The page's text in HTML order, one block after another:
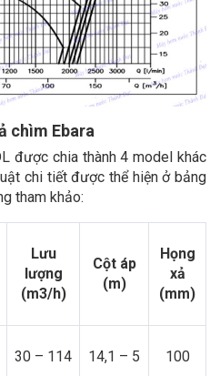
chìm Ebara
được chia thành 4 model khác
chi tiết được thể hiện ở bảng
tham khảo:
Lưu
lượng
(m3/h)
Cột áp
(m)
Họng
xả
(mm)
30 – 114 14,1 – 5 100